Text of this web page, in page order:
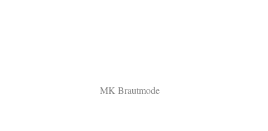
MK Brautmode